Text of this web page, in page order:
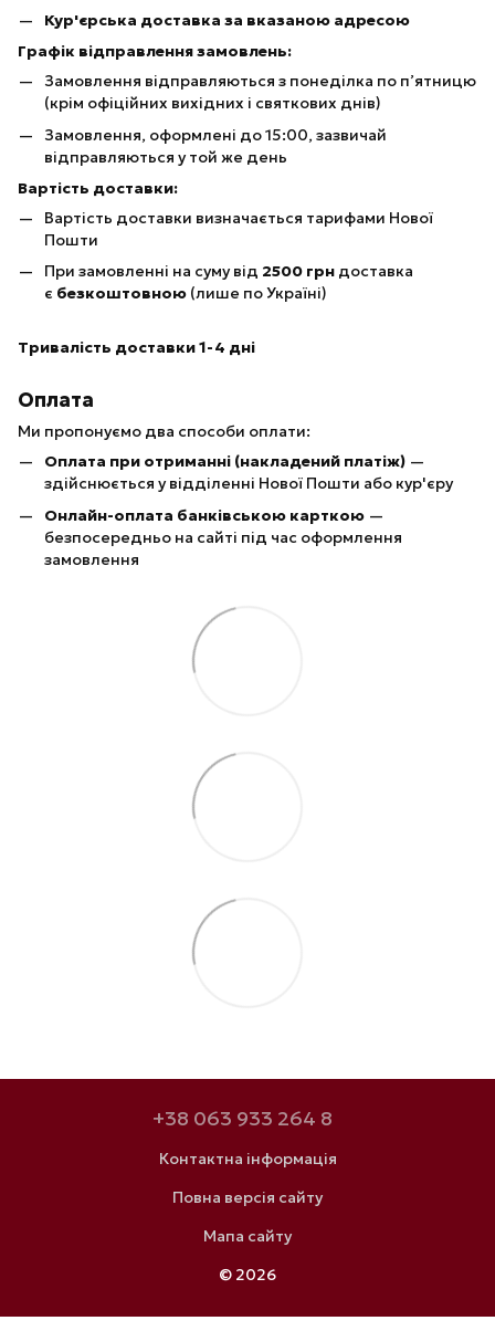
Кур'єрська доставка за вказаною адресою
Графік відправлення замовлень:
Замовлення відправляються з понеділка по п’ятницю
(крім офіційних вихідних і святкових днів)
Замовлення, оформлені до 15:00, зазвичай
відправляються у той же день
Вартість доставки:
Вартість доставки визначається тарифами Нової
Пошти
При замовленні на суму від 2500 грн доставка
є безкоштовною (лише по Україні)
Тривалість доставки 1-4 дні
Оплата
Ми пропонуємо два способи оплати:
Оплата при отриманні (накладений платіж) —
здійснюється у відділенні Нової Пошти або кур'єру
Онлайн-оплата банківською карткою —
безпосередньо на сайті під час оформлення
замовлення
+38 063 933 264 8
Контактна інформація
Повна версія сайту
Мапа сайту
© 2026